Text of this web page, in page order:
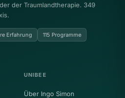
der Traumlandtherapie. 349
Erfahrung
115 Programme
UNIBEE
Über Ingo Simon